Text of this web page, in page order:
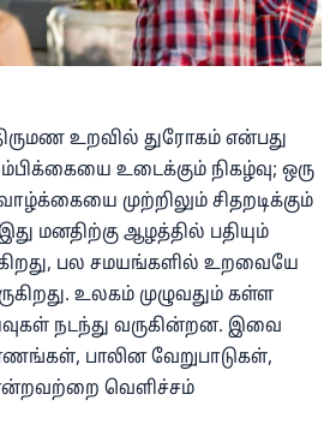
உறவில் துரோகம் என்பது
உடைக்கும் நிகழ்வு; ஒரு
முற்றிலும் சிதறடிக்கும்
மனதிற்கு ஆழத்தில் பதியும்
பல சமயங்களில் உறவையே
உலகம் முழுவதும் கள்ள
நடந்து வருகின்றன. இவை
பாலின வேறுபாடுகள்,
வெளிச்சம்